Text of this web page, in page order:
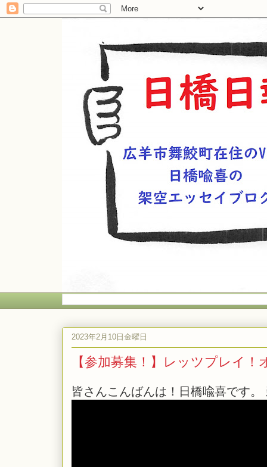
2023年2月10日金曜日
【参加募集！】レッツプレイ
皆さんこんばんは！日橋喩喜です